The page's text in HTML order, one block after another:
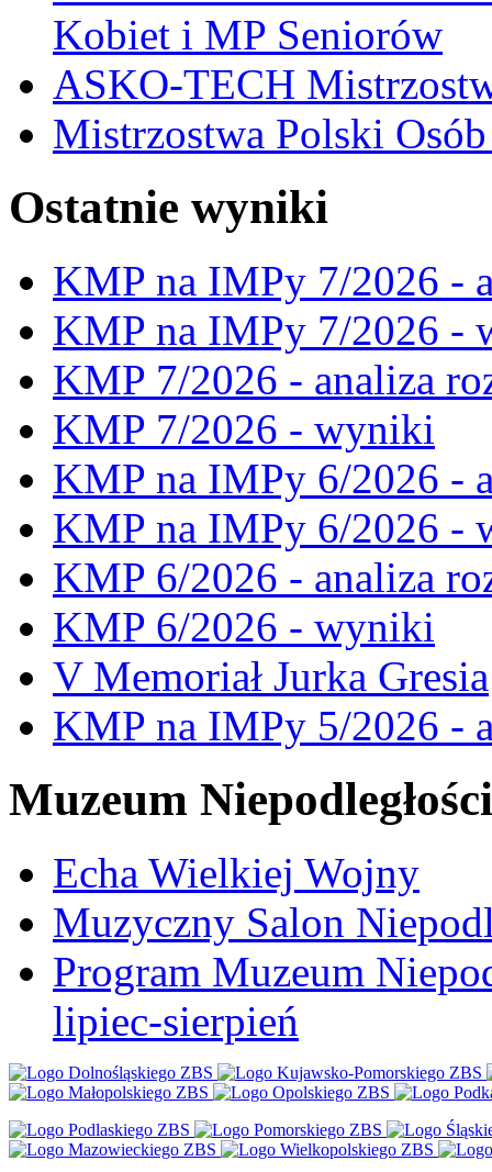
Kobiet i MP Seniorów
ASKO-TECH
Mistrzostwa Polski
Ostatnie wyniki
KMP na IMPy 7/2026 -
KMP na IMPy 7/2026 -
KMP 7/2026 - analiza
KMP 7/2026 - wyniki
KMP na IMPy 6/2026 -
KMP na IMPy 6/2026 -
KMP 6/2026 - analiza
KMP 6/2026 - wyniki
V Memoriał Jurka Gresia
KMP na IMPy 5/2026 -
Muzeum Niepodległości
Echa Wielkiej Wojny
Muzyczny Salon
Program Muzeum
lipiec-sierpień